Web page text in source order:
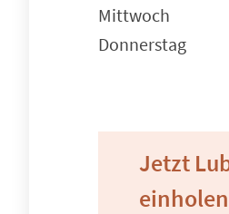
Mittwoch
Donnerstag
Jetzt
einholen